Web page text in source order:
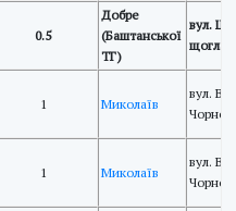
0.5
Добре
(Баштанської
ТГ)
вул.
щогла
1 Миколаїв
вул.
1 Миколаїв
вул.